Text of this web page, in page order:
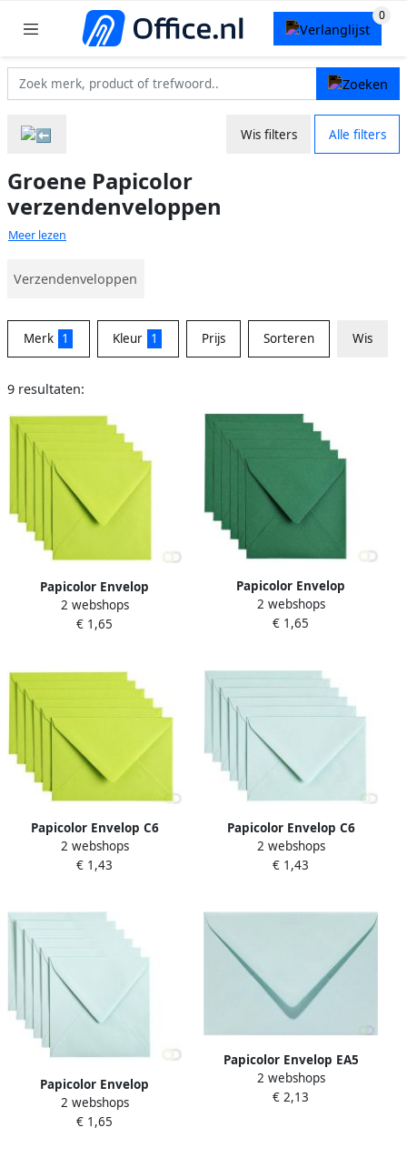
Wis filters Alle filters
Groene Papicolor
verzendenveloppen
Meer lezen
Verzendenveloppen
Merk 1 Kleur 1 Prijs Sorteren Wis
9 resultaten:
Papicolor Envelop
140x140mm appelgroen
pak Ã 6 stuks
2 webshops
€ 1,65
Papicolor Envelop
140x140mm dennengroen
pak Ã 6 stuks
2 webshops
€ 1,65
Papicolor Envelop C6
114x162mm appelgroen
pak Ã 6 stuks
2 webshops
€ 1,43
Papicolor Envelop C6
114x162mm zeegroen pak
Ã 6 stuks
2 webshops
€ 1,43
Papicolor Envelop
140x140mm zeegroen pak
Ã 6 stuks
2 webshops
€ 1,65
Papicolor Envelop EA5
156x220mm zeegroen pak
Ã 6 stuks
2 webshops
€ 2,13